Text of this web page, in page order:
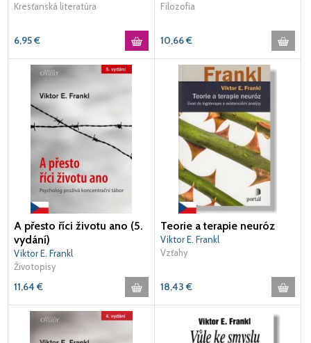
Kresťanská literatúra
6,95€
Filozofia
10,66€
A přesto říci životu ano (5.
vydání)
Viktor E. Frankl
Životopisy
11,64 €
Teorie a terapie neuróz
Viktor E. Frankl
Vzťahy
18,43 €